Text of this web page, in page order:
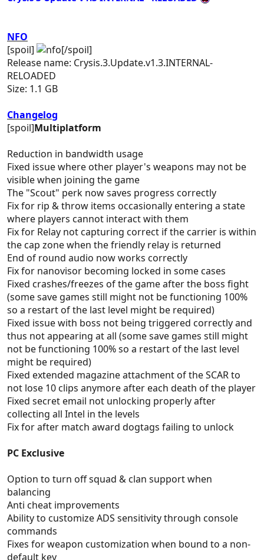
NFO
[spoil]
[/spoil]
Release name: Crysis.3.Update.v1.3.INTERNAL-
RELOADED
Size: 1.1 GB
Changelog
[spoil]Multiplatform
Reduction in bandwidth usage
Fixed issue where other player's weapons may not be
visible when joining the game
The "Scout" perk now saves progress correctly
Fix for rip & throw items occasionally entering a state
where players cannot interact with them
Fix for Relay not capturing correct if the carrier is within
the cap zone when the friendly relay is returned
End of round audio now works correctly
Fix for nanovisor becoming locked in some cases
Fixed crashes/freezes of the game after the boss fight
(some save games still might not be functioning 100%
so a restart of the last level might be required)
Fixed issue with boss not being triggered correctly and
thus not appearing at all (some save games still might
not be functioning 100% so a restart of the last level
might be required)
Fixed extended magazine attachment of the SCAR to
not lose 10 clips anymore after each death of the player
Fixed secret email not unlocking properly after
collecting all Intel in the levels
Fix for after match award dogtags failing to unlock
PC Exclusive
Option to turn off squad & clan support when
balancing
Anti cheat improvements
Ability to customize ADS sensitivity through console
commands
Fixes for weapon customization when bound to a non-
default key